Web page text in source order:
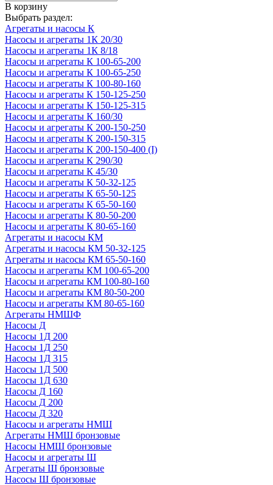
В корзину
Выбрать раздел:
Агрегаты и насосы К
Насосы и агрегаты 1К 20/30
Насосы и агрегаты 1К 8/18
Насосы и агрегаты К 100-65-200
Насосы и агрегаты К 100-65-250
Насосы и агрегаты К 100-80-160
Насосы и агрегаты К 150-125-250
Насосы и агрегаты К 150-125-315
Насосы и агрегаты К 160/30
Насосы и агрегаты К 200-150-250
Насосы и агрегаты К 200-150-315
Насосы и агрегаты К 200-150-400 (I)
Насосы и агрегаты К 290/30
Насосы и агрегаты К 45/30
Насосы и агрегаты К 50-32-125
Насосы и агрегаты К 65-50-125
Насосы и агрегаты К 65-50-160
Насосы и агрегаты К 80-50-200
Насосы и агрегаты К 80-65-160
Агрегаты и насосы КМ
Агрегаты и насосы КМ 50-32-125
Агрегаты и насосы КМ 65-50-160
Насосы и агрегаты КМ 100-65-200
Насосы и агрегаты КМ 100-80-160
Насосы и агрегаты КМ 80-50-200
Насосы и агрегаты КМ 80-65-160
Агрегаты НМШФ
Насосы Д
Насосы 1Д 200
Насосы 1Д 250
Насосы 1Д 315
Насосы 1Д 500
Насосы 1Д 630
Насосы Д 160
Насосы Д 200
Насосы Д 320
Насосы и агрегаты НМШ
Агрегаты НМШ бронзовые
Насосы НМШ бронзовые
Насосы и агрегаты Ш
Агрегаты Ш бронзовые
Насосы Ш бронзовые